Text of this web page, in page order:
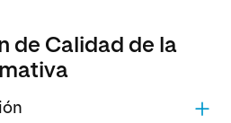
de Calidad de la